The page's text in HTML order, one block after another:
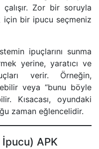
Zor bir soruyla
için bir ipucu seçmeniz
ipuçlarını sunma
yerine, yaratıcı ve
verir. Örneğin,
veya “bunu böyle
Kısacası, oyundaki
zaman eğlencelidir.
İpucu) APK